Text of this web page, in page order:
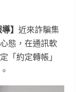
】 近來詐騙集
態，在通訊軟
「約定轉帳」